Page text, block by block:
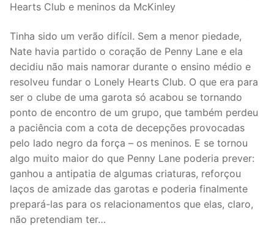
Hearts Club e meninos da McKinley
Tinha sido um verão difícil. Sem a menor piedade,
Nate havia partido o coração de Penny Lane e ela
decidiu não mais namorar durante o ensino médio e
resolveu fundar o Lonely Hearts Club. O que era para
ser o clube de uma garota só acabou se tornando
ponto de encontro de um grupo, que também perdeu
a paciência com a cota de decepções provocadas
pelo lado negro da força – os meninos. E se tornou
algo muito maior do que Penny Lane poderia prever:
ganhou a antipatia de algumas criaturas, reforçou
laços de amizade das garotas e poderia finalmente
prepará-las para os relacionamentos que elas, claro,
não pretendiam ter…